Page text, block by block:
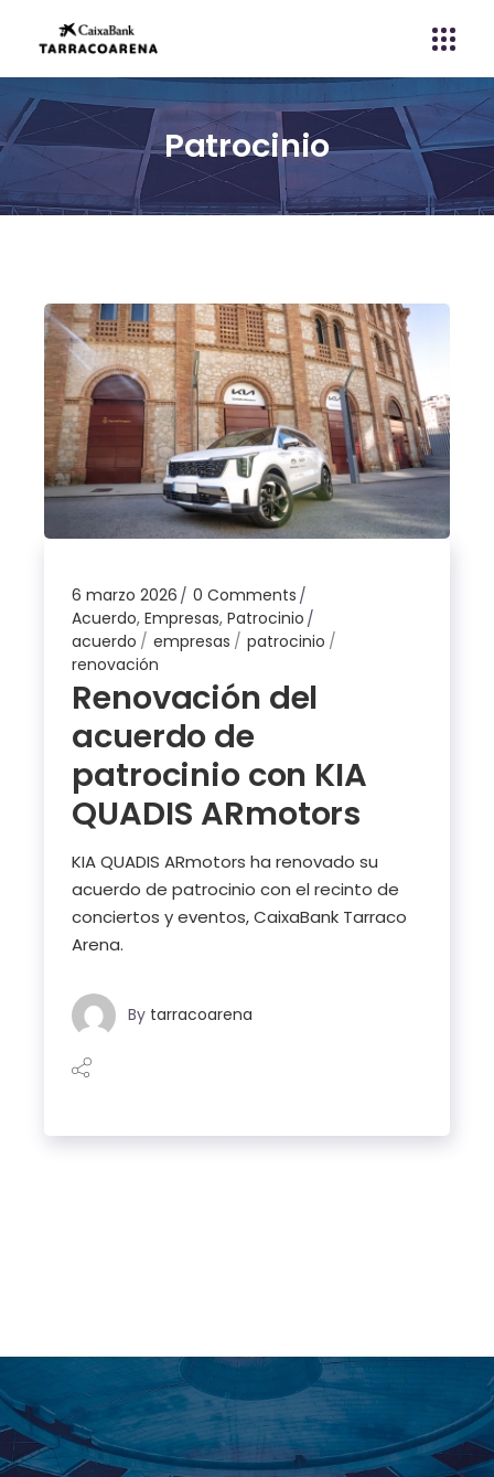
Patrocinio
6 marzo 2026
0 Comments
Acuerdo,Empresas,Patrocinio
acuerdo
empresas
patrocinio
renovación
Renovación del
acuerdo de
patrocinio con KIA
QUADIS ARmotors
KIA QUADIS ARmotors ha renovado su
acuerdo de patrocinio con el recinto de
conciertos y eventos, CaixaBank Tarraco
Arena.
By tarracoarena